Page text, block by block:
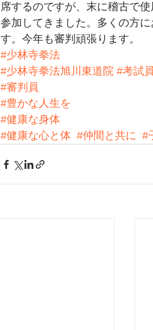
席するのですが、末に稽古で
参加してきました。多くの方
す。今年も審判頑張ります。
#少林寺拳法
#少林寺拳法旭川東道院 #考試員
#審判員
#豊かな人生を
#健康な身体
#健康な心と体 #仲間と共に #